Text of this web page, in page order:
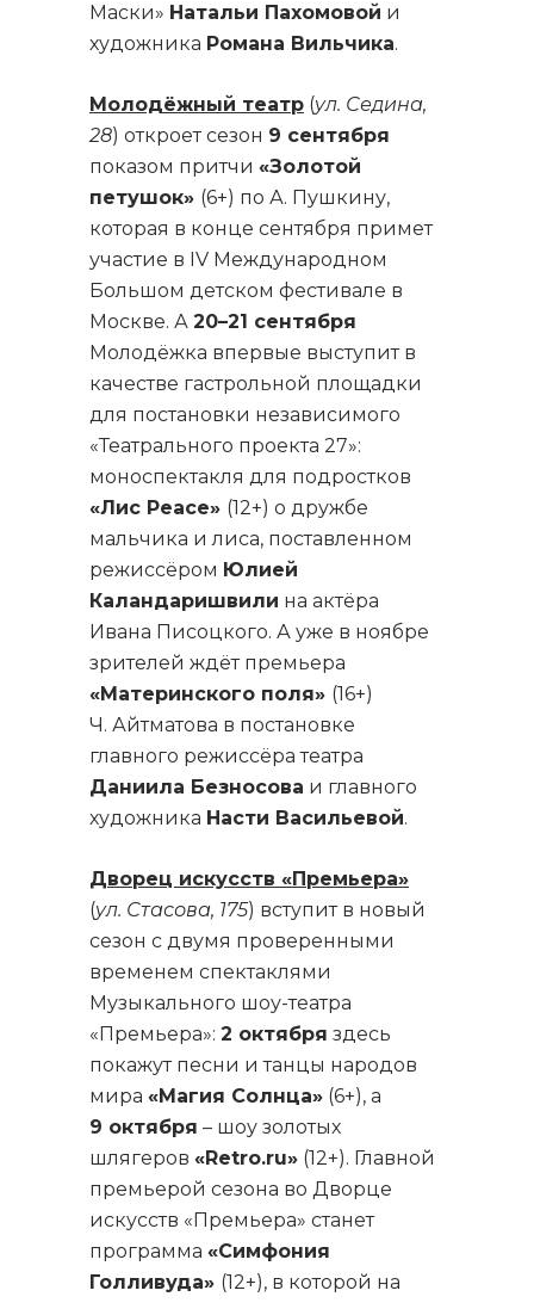
Маски» Натальи Пахомовой и
художника Романа Вильчика.
Молодёжный театр (ул. Седина,
28) откроет сезон 9 сентября
показом притчи «Золотой
петушок» (6+) по А. Пушкину,
которая в конце сентября примет
участие в IV Международном
Большом детском фестивале в
Москве. А 20–21 сентября
Молодёжка впервые выступит в
качестве гастрольной площадки
для постановки независимого
«Театрального проекта 27»:
моноспектакля для подростков
«Лис Peace» (12+) о дружбе
мальчика и лиса, поставленном
режиссёром Юлией
Каландаришвили на актёра
Ивана Писоцкого. А уже в ноябре
зрителей ждёт премьера
«Материнского поля» (16+)
Ч. Айтматова в постановке
главного режиссёра театра
Даниила Безносова и главного
художника Насти Васильевой.
Дворец искусств «Премьера»
(ул. Стасова, 175) вступит в новый
сезон с двумя проверенными
временем спектаклями
Музыкального шоу-театра
«Премьера»: 2 октября здесь
покажут песни и танцы народов
мира «Магия Солнца» (6+), а
9 октября – шоу золотых
шлягеров «Retro.ru» (12+). Главной
премьерой сезона во Дворце
искусств «Премьера» станет
программа «Симфония
Голливуда» (12+), в которой на